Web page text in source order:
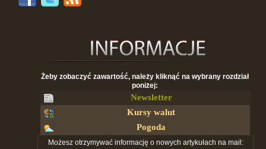
Żeby zobaczyć zawartość, należy kliknąć na wybrany rozdział
poniżej:
Newsletter
Kursy walut
Pogoda
Możesz otrzymywać informację o nowych artykułach na mail: